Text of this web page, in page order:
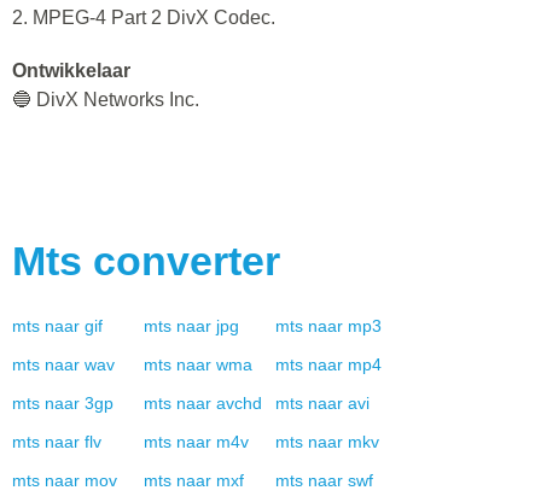
2. MPEG-4 Part 2 DivX Codec.
Ontwikkelaar
🔵 DivX Networks Inc.
Mts converter
mts naar gif mts naar jpg mts naar mp3
mts naar wav mts naar wma mts naar mp4
mts naar 3gp mts naar avchd mts naar avi
mts naar flv mts naar m4v mts naar mkv
mts naar mov mts naar mxf mts naar swf